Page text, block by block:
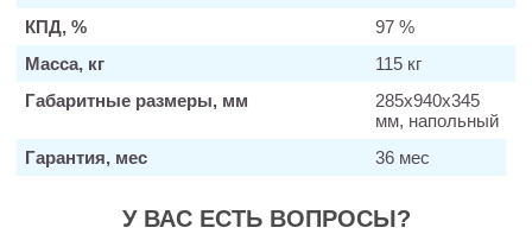
КПД, %
97 %
Масса, кг
115 кг
Габаритные размеры, мм
285х940х345
мм, напольный
Гарантия, мес
36 мес
У ВАС ЕСТЬ ВОПРОСЫ?